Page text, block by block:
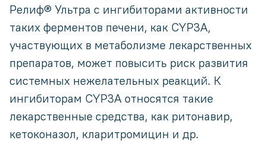
Релиф® Ультра с ингибиторами активности
таких ферментов печени, как CYP3A,
участвующих в метаболизме лекарственных
препаратов, может повысить риск развития
системных нежелательных реакций. К
ингибиторам CYP3A относятся такие
лекарственные средства, как ритонавир,
кетоконазол, кларитромицин и др.